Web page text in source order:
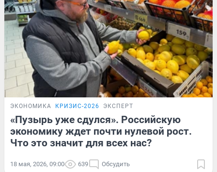
ЭКОНОМИКА КРИЗИС-2026 ЭКСПЕРТ
«Пузырь уже сдулся». Российскую
экономику ждет почти нулевой рост.
Что это значит для всех нас?
18 мая, 2026, 09:00 639 Обсудить